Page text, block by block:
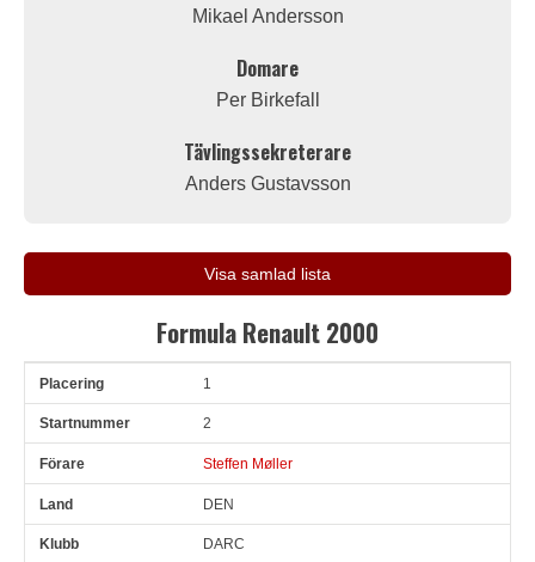
Mikael Andersson
Domare
Per Birkefall
Tävlingssekreterare
Anders Gustavsson
Visa samlad lista
Formula Renault 2000
Pl Snr 1
2
Steffen Møller
DEN
DARC